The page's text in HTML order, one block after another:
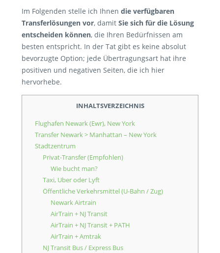
Im Folgenden stelle ich Ihnen die verfügbaren
Transferlösungen vor, damit Sie sich für die Lösung
entscheiden können, die Ihren Bedürfnissen am
besten entspricht. In der Tat gibt es keine absolut
bevorzugte Option; jede Übertragungsart hat ihre
positiven und negativen Seiten, die ich hier
hervorhebe.
INHALTSVERZEICHNIS
Flughafen Newark (Ewr), New York
Transfer Newark > Manhattan – New York
Stadtzentrum
Privat-Transfer (Empfohlen)
Wie bucht man?
Taxi, Uber oder Lyft
Öffentliche Verkehrsmittel (U-Bahn / Zug)
Newark Airtrain
AirTrain + NJ Transit
AirTrain + NJ Transit + PATH
AirTrain + Amtrak
NJ Transit Bus / Express Bus